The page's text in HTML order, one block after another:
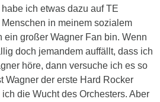
ich etwas dazu auf TE
in meinem sozialem
ein großer Wagner Fan bin. Wenn
doch jemandem auffällt, dass ich
höre, dann versuche ich es so
Wagner der erste Hard Rocker
die Wucht des Orchesters. Aber